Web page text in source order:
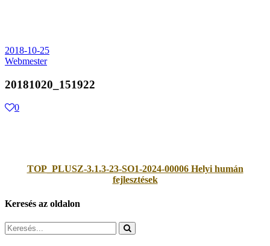
2018-10-25
Webmester
20181020_151922
0
TOP_PLUSZ-3.1.3-23-SO1-2024-00006 Helyi humán
fejlesztések
Keresés az oldalon
Search
for: